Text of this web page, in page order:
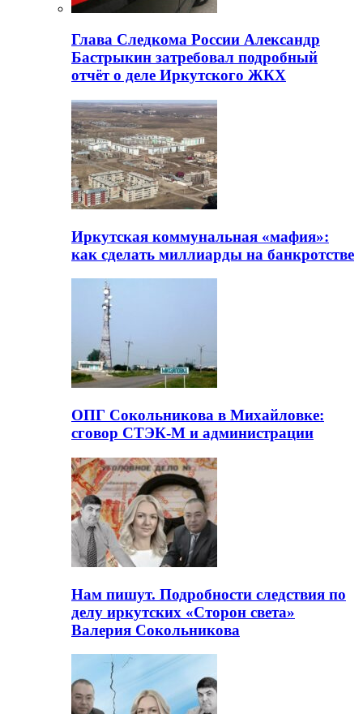
Глава Следкома России Александр
Бастрыкин затребовал подробный
отчёт о деле Иркутского ЖКХ
Иркутская коммунальная «мафия»:
как сделать миллиарды на банкротстве
ОПГ Сокольникова в Михайловке:
сговор СТЭК-М и администрации
Нам пишут. Подробности следствия по
делу иркутских «Сторон света»
Валерия Сокольникова